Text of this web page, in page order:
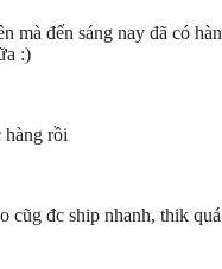
mà đến sáng nay đã có
:)
hàng rồi
cũg đc ship nhanh, thik